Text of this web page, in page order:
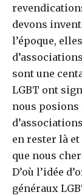
devons
l’époque,
sont une
LGBT ont
nous posions
en rester là
que nous
D’où l’idée
généraux